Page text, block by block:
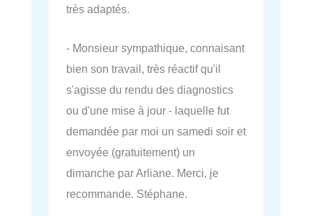
très adaptés.
- Monsieur sympathique, connaisant
bien son travail, très réactif qu'il
s'agisse du rendu des diagnostics
ou d'une mise à jour - laquelle fut
demandée par moi un samedi soir et
envoyée (gratuitement) un
dimanche par Arliane. Merci, je
recommande. Stéphane.